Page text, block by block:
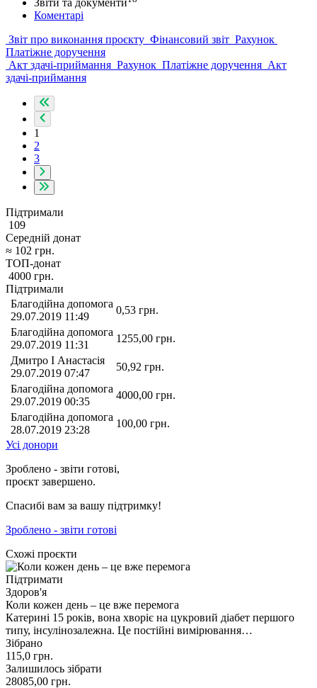
Коментарі
Звіт про виконання проєкту Фінансовий звіт Рахунок
Платіжне доручення
Акт здачі-приймання Рахунок Платіжне доручення Акт
здачі-приймання
1
2
3
Підтримали
109
Середній донат
≈ 102 грн.
ТОП-донат
4000 грн.
Підтримали
Благодійна допомога
29.07.2019 11:49
0,53 грн.
Благодійна допомога
29.07.2019 11:31
1255,00 грн.
Дмитро І Анастасія
29.07.2019 07:47
50,92 грн.
Благодійна допомога
29.07.2019 00:35
4000,00 грн.
Благодійна допомога
28.07.2019 23:28
100,00 грн.
Усі донори
Зроблено - звіти готові,
проєкт завершено.
Спасибі вам за вашу підтримку!
Зроблено - звіти готові
Схожі проєкти
Підтримати
Здоров'я
Коли кожен день – це вже перемога
Катерині 15 років, вона хворіє на цукровий діабет першого
типу, інсулінозалежна. Це постійні вимірювання…
Зібрано
115,0 грн.
Залишилось зібрати
28085,00 грн.